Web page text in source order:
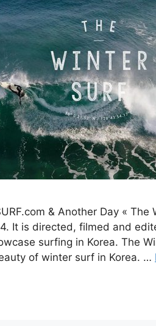
& Another Day «
It is directed, filmed and
surfing in Korea. The
of winter surf in Korea. …